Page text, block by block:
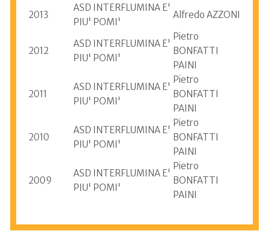
2013
ASD INTERFLUMINA E'
PIU' POMI'
Alfredo AZZONI
2012
ASD INTERFLUMINA E'
PIU' POMI'
Pietro
BONFATTI
PAINI
2011
ASD INTERFLUMINA E'
PIU' POMI'
Pietro
BONFATTI
PAINI
2010
ASD INTERFLUMINA E'
PIU' POMI'
Pietro
BONFATTI
PAINI
2009
ASD INTERFLUMINA E'
PIU' POMI'
Pietro
BONFATTI
PAINI